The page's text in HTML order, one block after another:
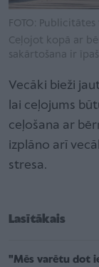
FOTO:
Ceļojot kopā ar
sakārtošana ir
Vecāki bieži
lai ceļojums
ceļošana ar
izplāno arī
stresa.
Lasītākais
"Mēs varētu dot